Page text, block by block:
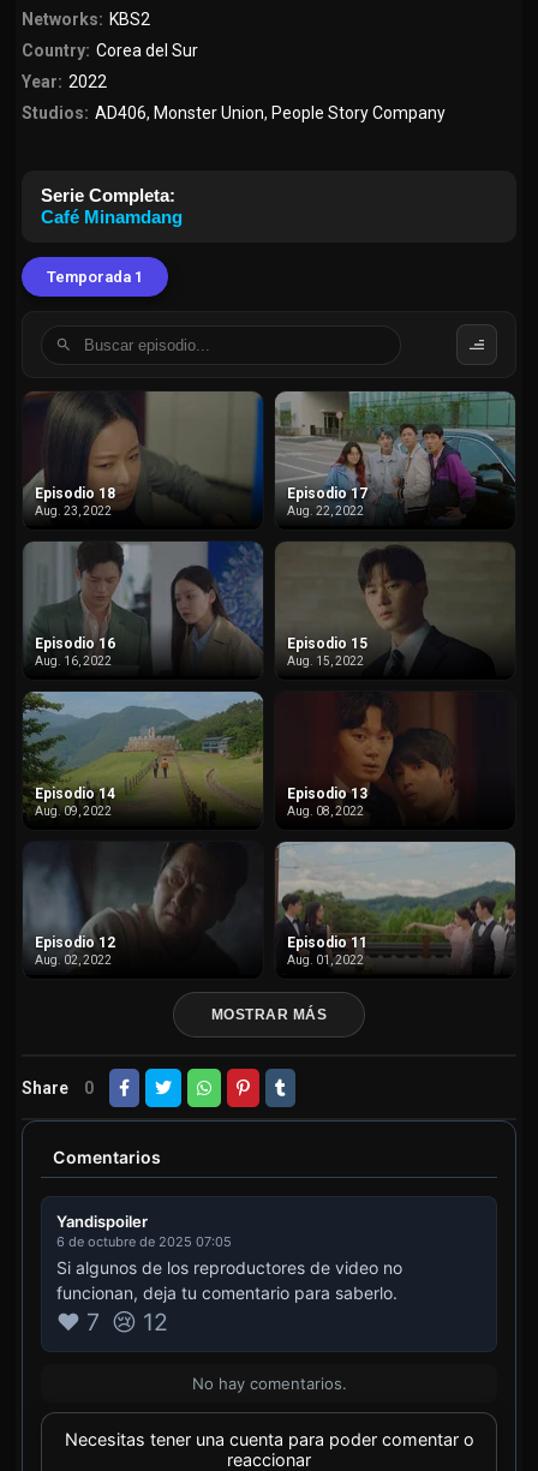
Networks: KBS2
Country: Corea del Sur
Year: 2022
Studios: AD406, Monster Union, People Story Company
Serie Completa:
Café Minamdang
Temporada 1
Episodio 18
Aug. 23, 2022
Episodio 17
Aug. 22, 2022
Episodio 16
Aug. 16, 2022
Episodio 15
Aug. 15, 2022
Episodio 14
Aug. 09, 2022
Episodio 13
Aug. 08, 2022
Episodio 12
Aug. 02, 2022
Episodio 11
Aug. 01, 2022
MOSTRAR MÁS
Share 0
Comentarios
Yandispoiler
6 de octubre de 2025 07:05
Si algunos de los reproductores de video no
funcionan, deja tu comentario para saberlo.
❤️ 7 😢 12
No hay comentarios.
Necesitas tener una cuenta para poder comentar o
reaccionar